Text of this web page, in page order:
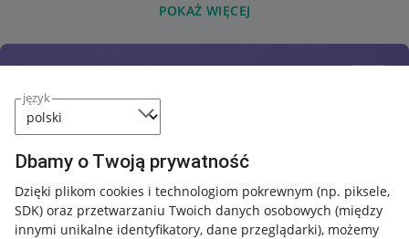
język
Dbamy o Twoją prywatność
Dzięki plikom cookies i technologiom pokrewnym (np. piksele,
SDK) oraz przetwarzaniu Twoich danych osobowych (między
innymi unikalne identyfikatory, dane przeglądarki), możemy
POKAŻ WIĘCEJ